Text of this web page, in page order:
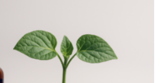
und hat sich in
erhalten. Es konnte als neue
beschrieben werden und trägt
primaevus. Dieser erste
Stechmückenlarve in Bernstein
ersten Fossilfund einer